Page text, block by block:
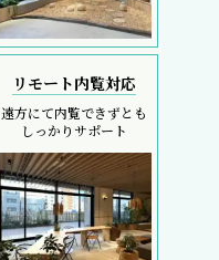
リモート内覧対応
遠方にて内覧できずとも
しっかりサポート